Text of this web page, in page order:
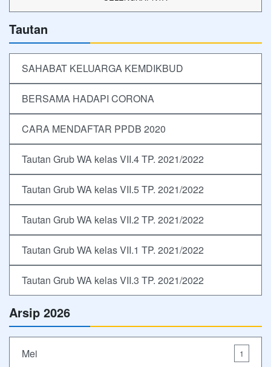
Tautan
SAHABAT KELUARGA KEMDIKBUD
BERSAMA HADAPI CORONA
CARA MENDAFTAR PPDB 2020
Tautan Grub WA kelas VII.4 TP. 2021/2022
Tautan Grub WA kelas VII.5 TP. 2021/2022
Tautan Grub WA kelas VII.2 TP. 2021/2022
Tautan Grub WA kelas VII.1 TP. 2021/2022
Tautan Grub WA kelas VII.3 TP. 2021/2022
Arsip 2026
Mei 1